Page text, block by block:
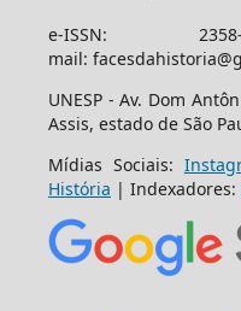
e-ISSN:
mail:
UNESP - Av. Dom
Assis, estado de São
Mídias Sociais:
História | Indexadores: